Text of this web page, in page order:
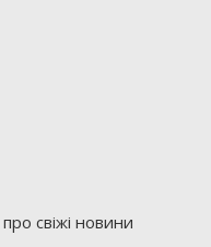
свіжі новини